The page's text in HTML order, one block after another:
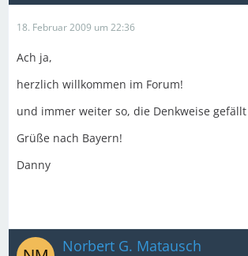
18. Februar 2009 um 22:36
Ach ja,
herzlich willkommen im Forum!
und immer weiter so, die Denkweise
Grüße nach Bayern!
Danny
Norbert G. Matausch